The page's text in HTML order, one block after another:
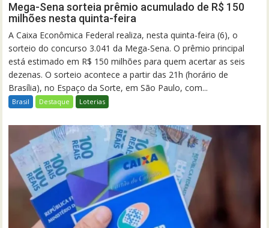
Mega-Sena sorteia prêmio acumulado de R$ 150
milhões nesta quinta-feira
A Caixa Econômica Federal realiza, nesta quinta-feira (6), o
sorteio do concurso 3.041 da Mega-Sena. O prêmio principal
está estimado em R$ 150 milhões para quem acertar as seis
dezenas. O sorteio acontece a partir das 21h (horário de
Brasília), no Espaço da Sorte, em São Paulo, com...
Brasil Destaque Loterias